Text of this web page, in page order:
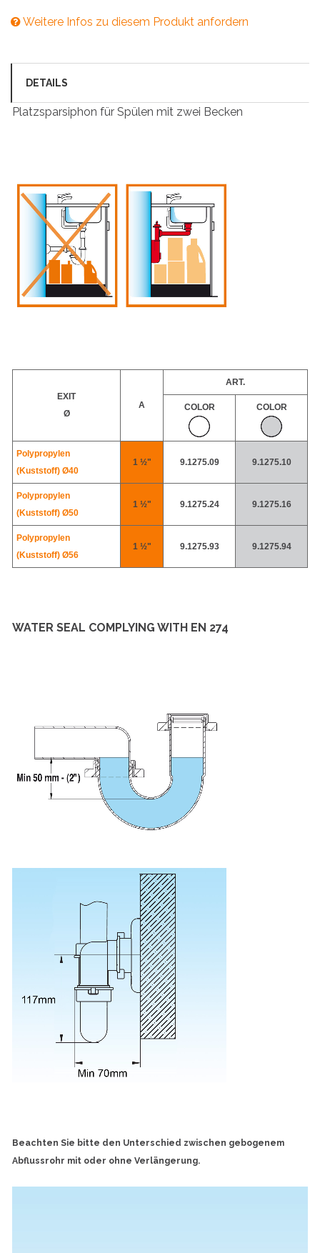
Weitere Infos zu diesem Produkt anfordern
DETAILS
Platzsparsiphon für Spülen mit zwei Becken
EXIT
Ø
A
ART.
COLOR COLOR
Polypropylen
(Kuststoff) Ø40
1 ½" 9.1275.09 9.1275.10
Polypropylen
(Kuststoff) Ø50
1 ½" 9.1275.24 9.1275.16
Polypropylen
(Kuststoff) Ø56
1 ½" 9.1275.93 9.1275.94
WATER SEAL COMPLYING WITH EN 274
Beachten Sie bitte den Unterschied zwischen gebogenem
Abflussrohr mit oder ohne Verlängerung.